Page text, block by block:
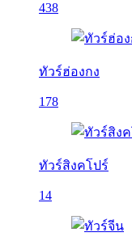
438
ทัวร์ฮ่องกง
178
ทัวร์สิงคโปร์
14